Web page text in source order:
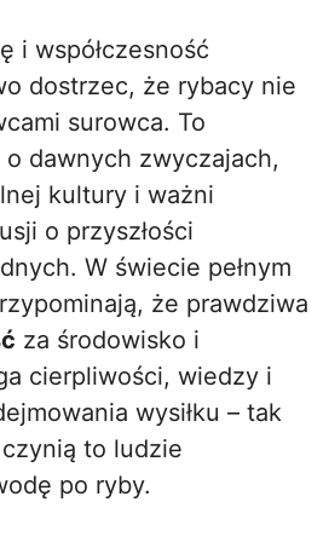
i współczesność
dostrzec, że rybacy nie
surowca. To
dawnych zwyczajach,
kultury i ważni
o przyszłości
W świecie pełnym
że prawdziwa
za środowisko i
cierpliwości, wiedzy i
wysiłku – tak
to ludzie
po ryby.